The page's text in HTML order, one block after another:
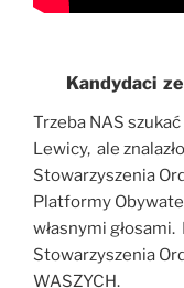
Kandydaci
Trzeba NAS
Lewicy, ale
Stowarzyszenia
Platformy
własnymi
Stowarzyszenia
WASZYCH.